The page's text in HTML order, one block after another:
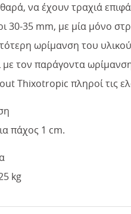
να έχουν τραχιά
30-35 mm, με μία μόνο
ωρίμανση του
με τον παράγοντα
Thixotropic πληροί τις
πάχος 1 cm.
kg